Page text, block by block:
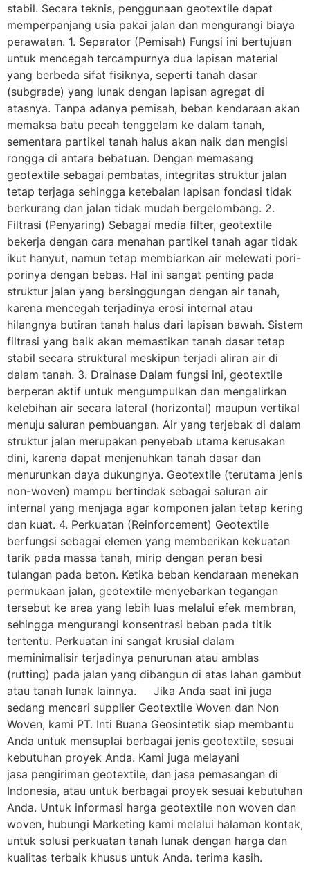
stabil. Secara teknis, penggunaan geotextile dapat
memperpanjang usia pakai jalan dan mengurangi biaya
perawatan. 1. Separator (Pemisah) Fungsi ini bertujuan
untuk mencegah tercampurnya dua lapisan material
yang berbeda sifat fisiknya, seperti tanah dasar
(subgrade) yang lunak dengan lapisan agregat di
atasnya. Tanpa adanya pemisah, beban kendaraan akan
memaksa batu pecah tenggelam ke dalam tanah,
sementara partikel tanah halus akan naik dan mengisi
rongga di antara bebatuan. Dengan memasang
geotextile sebagai pembatas, integritas struktur jalan
tetap terjaga sehingga ketebalan lapisan fondasi tidak
berkurang dan jalan tidak mudah bergelombang. 2.
Filtrasi (Penyaring) Sebagai media filter, geotextile
bekerja dengan cara menahan partikel tanah agar tidak
ikut hanyut, namun tetap membiarkan air melewati pori-
porinya dengan bebas. Hal ini sangat penting pada
struktur jalan yang bersinggungan dengan air tanah,
karena mencegah terjadinya erosi internal atau
hilangnya butiran tanah halus dari lapisan bawah. Sistem
filtrasi yang baik akan memastikan tanah dasar tetap
stabil secara struktural meskipun terjadi aliran air di
dalam tanah. 3. Drainase Dalam fungsi ini, geotextile
berperan aktif untuk mengumpulkan dan mengalirkan
kelebihan air secara lateral (horizontal) maupun vertikal
menuju saluran pembuangan. Air yang terjebak di dalam
struktur jalan merupakan penyebab utama kerusakan
dini, karena dapat menjenuhkan tanah dasar dan
menurunkan daya dukungnya. Geotextile (terutama jenis
non-woven) mampu bertindak sebagai saluran air
internal yang menjaga agar komponen jalan tetap kering
dan kuat. 4. Perkuatan (Reinforcement) Geotextile
berfungsi sebagai elemen yang memberikan kekuatan
tarik pada massa tanah, mirip dengan peran besi
tulangan pada beton. Ketika beban kendaraan menekan
permukaan jalan, geotextile menyebarkan tegangan
tersebut ke area yang lebih luas melalui efek membran,
sehingga mengurangi konsentrasi beban pada titik
tertentu. Perkuatan ini sangat krusial dalam
meminimalisir terjadinya penurunan atau amblas
(rutting) pada jalan yang dibangun di atas lahan gambut
atau tanah lunak lainnya. Jika Anda saat ini juga
sedang mencari supplier Geotextile Woven dan Non
Woven, kami PT. Inti Buana Geosintetik siap membantu
Anda untuk mensuplai berbagai jenis geotextile, sesuai
kebutuhan proyek Anda. Kami juga melayani
jasa pengiriman geotextile, dan jasa pemasangan di
Indonesia, atau untuk berbagai proyek sesuai kebutuhan
Anda. Untuk informasi harga geotextile non woven dan
woven, hubungi Marketing kami melalui halaman kontak,
untuk solusi perkuatan tanah lunak dengan harga dan
kualitas terbaik khusus untuk Anda. terima kasih.